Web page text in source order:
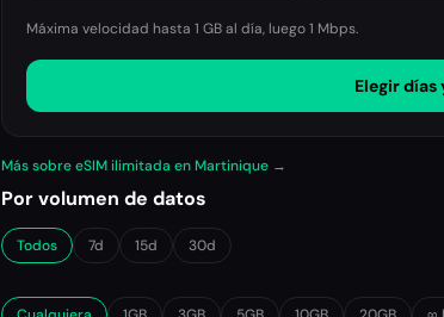
Máxima velocidad hasta 1 GB al día, luego1 Mbps.
Elegir
Más sobre eSIM ilimitada en Martinique →
Por volumen de datos
Todos 7d 15d 30d